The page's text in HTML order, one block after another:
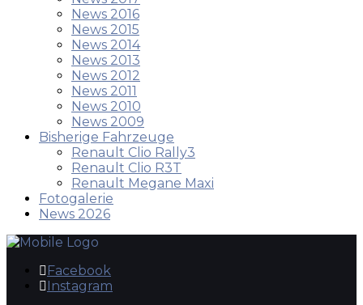
News 2016
News 2015
News 2014
News 2013
News 2012
News 2011
News 2010
News 2009
Bisherige Fahrzeuge
Renault Clio Rally3
Renault Clio R3T
Renault Megane Maxi
Fotogalerie
News 2026
Facebook
Instagram